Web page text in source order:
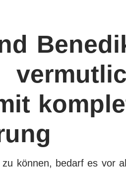
können, bedarf es vor